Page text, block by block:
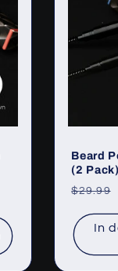
Beard
(2 Pack)
$29.99
In